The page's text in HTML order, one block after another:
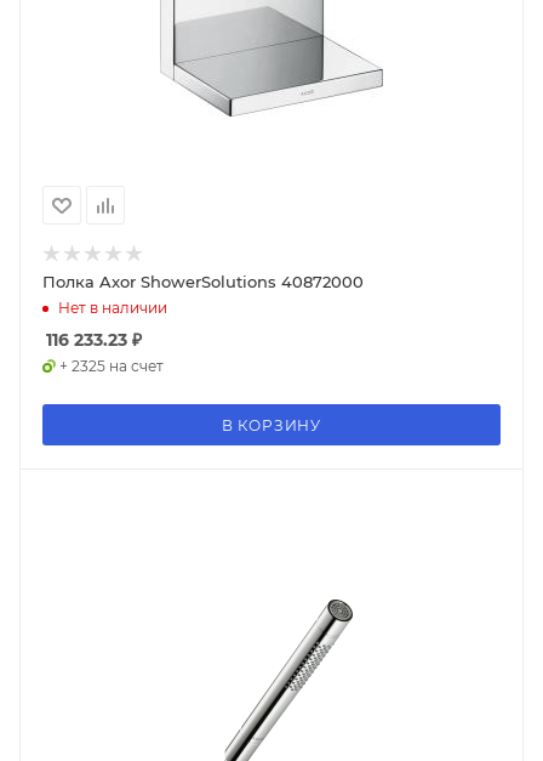
Полка Axor ShowerSolutions 40872000
Нет в наличии
116 233.23 ₽
+ 2325 на счет
В КОРЗИНУ